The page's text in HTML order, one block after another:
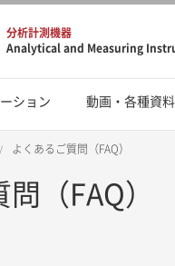
分析計測機器
Analytical and Measuring
ション 動画・各種資料
よくあるご質問（FAQ）
（FAQ）